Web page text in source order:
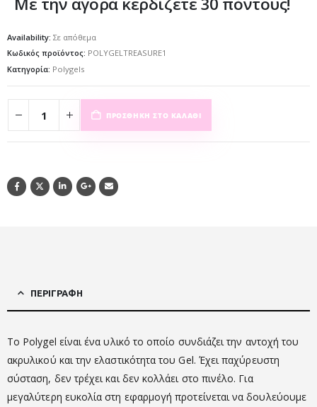
Availability: Σε απόθεμα
Κωδικός προϊόντος: POLYGELTREASURE1
Κατηγορία: Polygels
ΠΡΟΣΘΉΚΗ ΣΤΟ ΚΑΛΆΘΙ
ΠΕΡΙΓΡΑΦΉ
Το Polygel είναι ένα υλικό το οποίο συνδιάζει την αντοχή του
ακρυλικού και την ελαστικότητα του Gel. Έχει παχύρευστη
σύσταση, δεν τρέχει και δεν κολλάει στο πινέλο. Για
μεγαλύτερη ευκολία στη εφαρμογή προτείνεται να δουλεύουμε